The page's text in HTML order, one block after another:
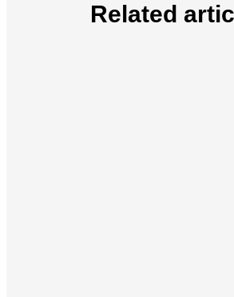
Related